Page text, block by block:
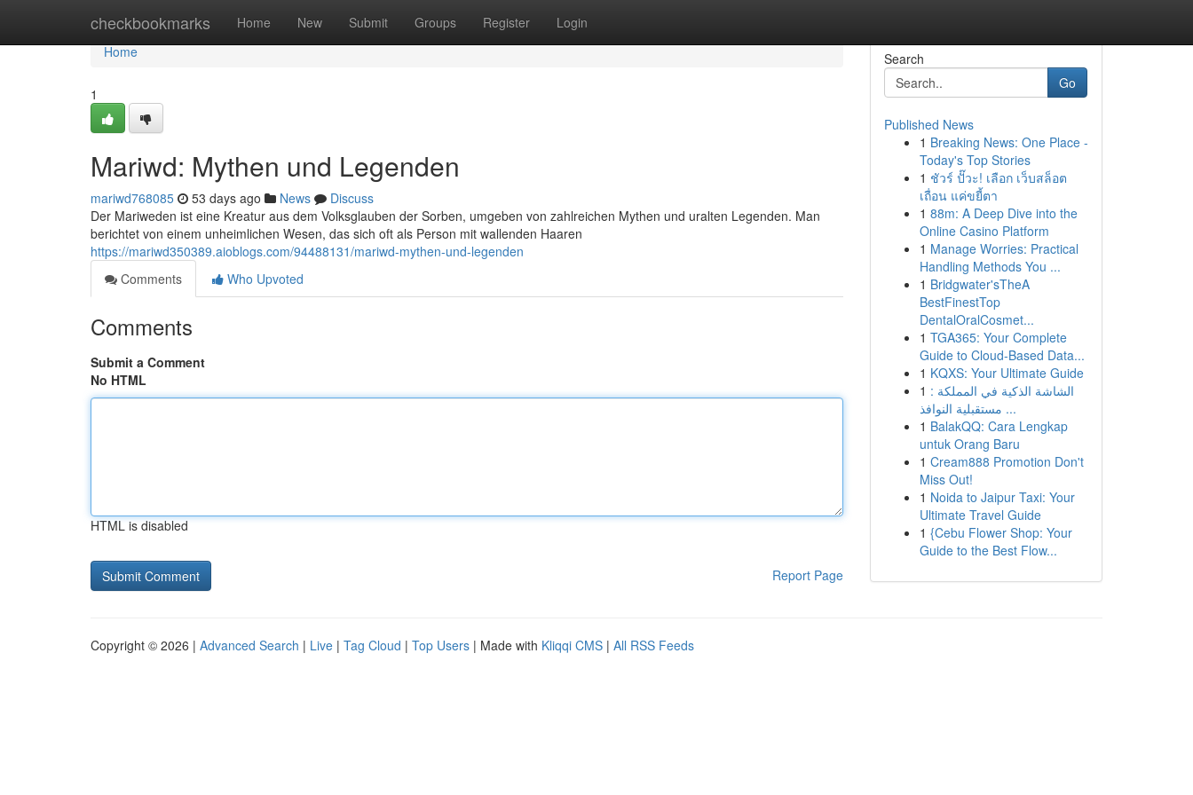
checkbookmarks Home New Submit Groups Register Login
Home
Home
1
Mariwd: Mythen und Legenden
mariwd768085 53 days ago News
Discuss
Der Mariweden ist eine Kreatur aus dem Volksglauben der Sorben, umgeben von zahlreichen Mythen und uralten Legenden. Man
berichtet von einem unheimlichen Wesen, das sich oft als Person mit wallenden Haaren
https://mariwd350389.aioblogs.com/94488131/mariwd-mythen-und-legenden
Comments
Who Upvoted
Comments
Submit a Comment
No HTML
HTML is disabled
Report Page
Search
Go
Published News
1 Breaking News: One Place -
Today's Top Stories
1 ชัวร์ ปั๊วะ! เลือก เว็บสล็อต
เถื่อน แค่ขยี้ตา
1 88m: A Deep Dive into the
Online Casino Platform
1 Manage Worries: Practical
Handling Methods You ...
1 Bridgwater'sTheA
BestFinestTop
DentalOralCosmet...
1 TGA365: Your Complete
Guide to Cloud-Based Data...
1 KQXS: Your Ultimate Guide
1 الشاشة الذكية في المملكة :
مستقبلية النوافذ ...
1 BalakQQ: Cara Lengkap
untuk Orang Baru
1 Cream888 Promotion Don't
Miss Out!
1 Noida to Jaipur Taxi: Your
Ultimate Travel Guide
1 {Cebu Flower Shop: Your
Guide to the Best Flow...
Copyright © 2026 | Advanced Search | Live | Tag Cloud | Top Users | Made with Kliqqi CMS | All RSS Feeds